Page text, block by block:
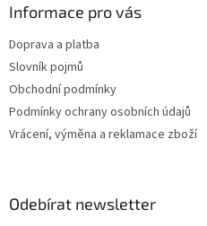
Informace pro vás
Doprava a platba
Slovník pojmů
Obchodní podmínky
Podmínky ochrany osobních údajů
Vrácení, výměna a reklamace zboží
Odebírat newsletter